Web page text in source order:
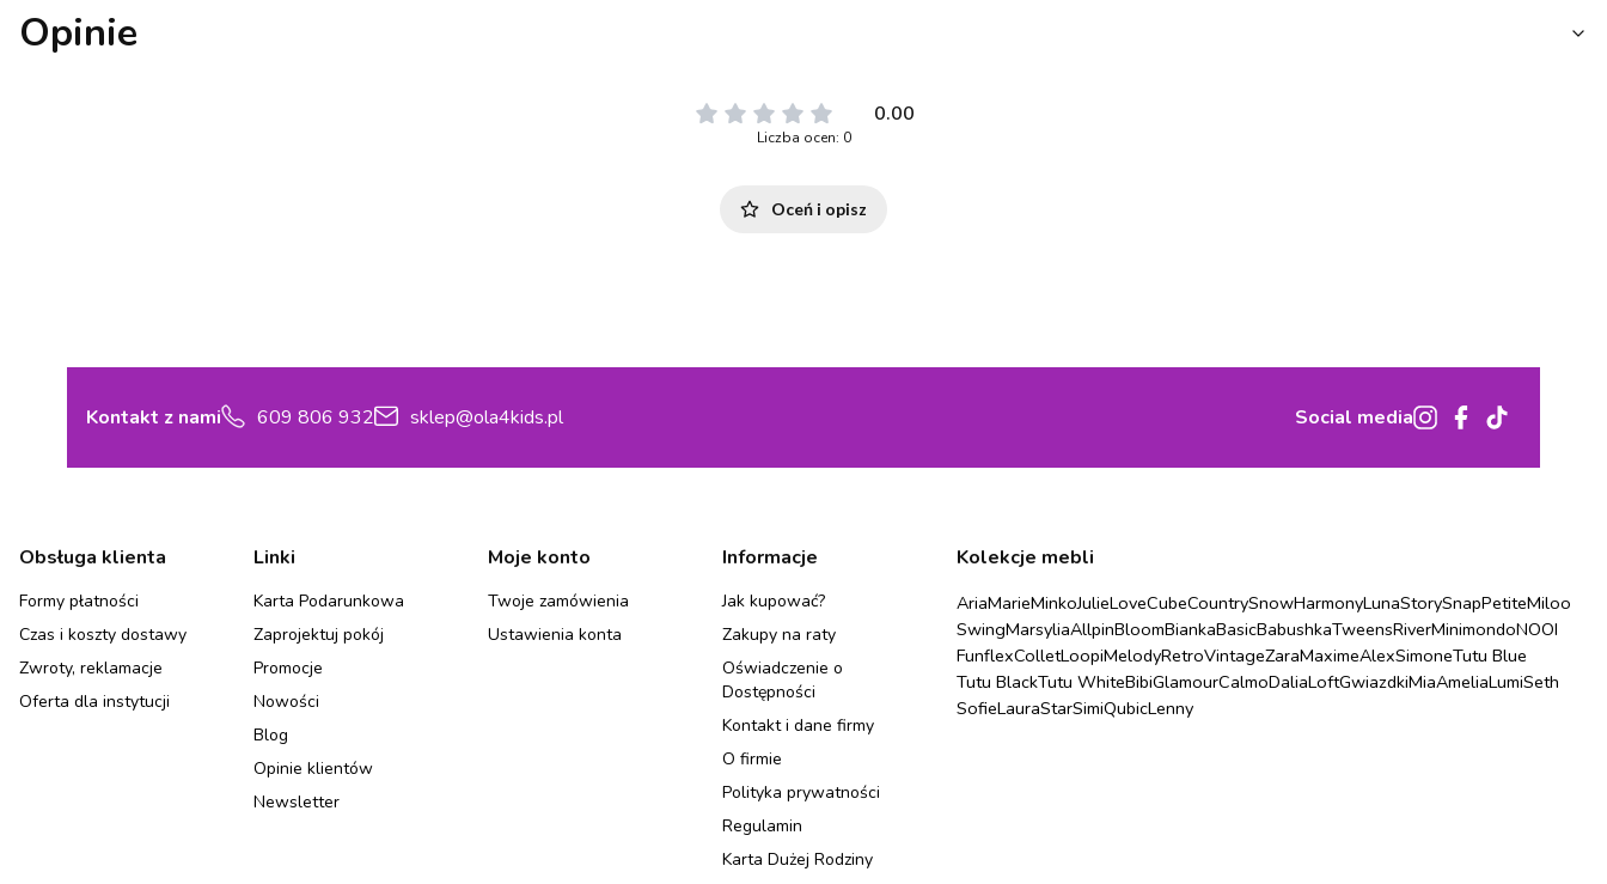
Opinie
0.00
Liczba ocen: 0
Oceń i opisz
Kontakt z nami 609 806 932 sklep@ola4kids.pl Social media
Linki w stopce
Obsługa klienta
Formy płatności
Czas i koszty dostawy
Zwroty, reklamacje
Oferta dla instytucji
Linki
Karta Podarunkowa
Zaprojektuj pokój
Promocje
Nowości
Blog
Opinie klientów
Newsletter
Moje konto
Twoje zamówienia
Ustawienia konta
Informacje
Jak kupować?
Zakupy na raty
Oświadczenie o
Dostępności
Kontakt i dane firmy
O firmie
Polityka prywatności
Regulamin
Karta Dużej Rodziny
Kolekcje mebli
AriaMarieMinkoJulieLoveCubeCountrySnowHarmonyLunaStorySnapPetiteMiloo
SwingMarsyliaAllpinBloomBiankaBasicBabushkaTweensRiverMinimondoNOOI
FunflexColletLoopiMelodyRetroVintageZaraMaximeAlexSimoneTutu Blue
Tutu BlackTutu WhiteBibiGlamourCalmoDaliaLoftGwiazdkiMiaAmeliaLumiSeth
SofieLauraStarSimiQubicLenny